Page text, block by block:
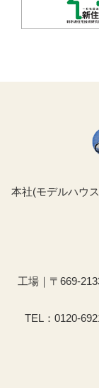
本社(モデルハウ
工場｜〒669-
TEL：0120-